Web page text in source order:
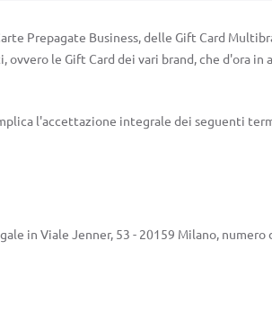
Prepagate Business, delle Gift Card
le Gift Card dei vari brand, che d'ora
l'accettazione integrale dei seguenti
in Viale Jenner, 53 - 20159 Milano,